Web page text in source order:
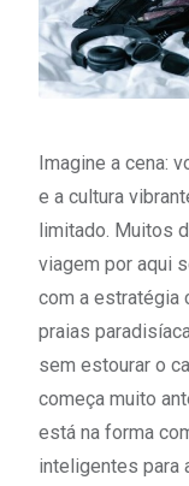
Imagine a cena:
e a cultura
limitado. Muitos
viagem por aqui
com a estratégia
praias
sem estourar o
começa muito
está na forma
inteligentes para